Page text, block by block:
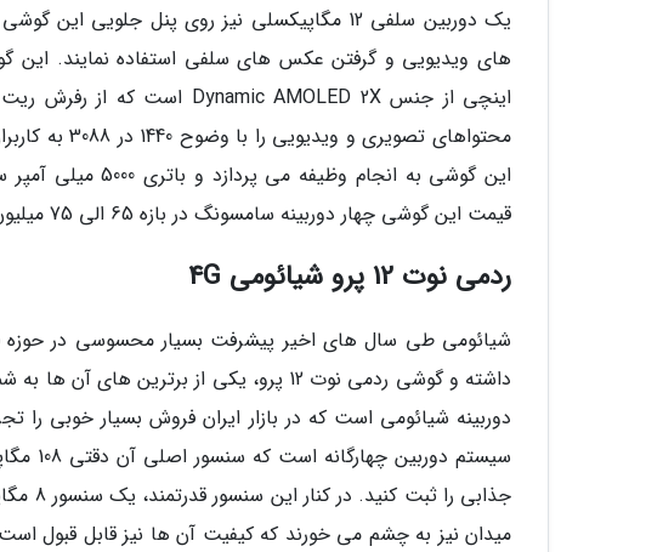
یک دوربین سلفی 12 مگاپیکسلی نیز روی پنل
قیمت این گوشی چهار دوربینه سامسونگ در بازه 65 الی 75 میلیون است.
ردمی نوت 12 پرو شیائومی 4G
شیائومی طی سال های اخیر پیشرفت بسیار محسوسی در حوزه
داشته و گوشی ردمی نوت 12 پرو، یکی از
سیستم